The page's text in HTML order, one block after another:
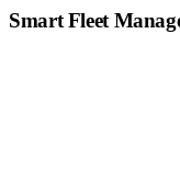
Smart Fleet